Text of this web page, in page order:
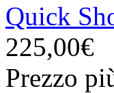
Quick
225,00€
Prezzo